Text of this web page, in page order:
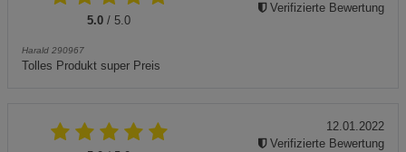
5.0 / 5.0
Harald 290967
Tolles Produkt super Preis
Verifizierte Bewertung
12.01.2022
Verifizierte Bewertung